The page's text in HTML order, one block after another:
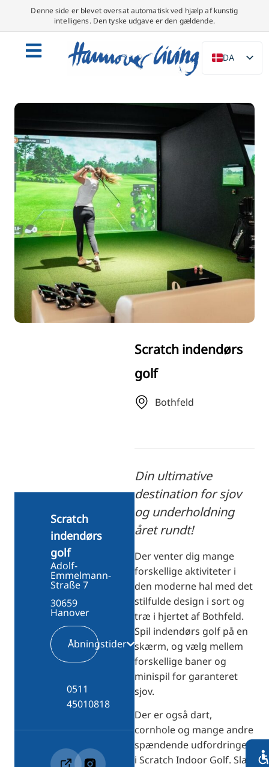
Denne side er blevet oversat automatisk ved hjælp af kunstig
intelligens. Den tyske udgave er den gældende.
DA
DE
NL
IT
SV
PT
TR
RU
JA
Scratch indendørs
golf
Bothfeld
Din ultimative
destination for sjov
og underholdning
året rundt!
Der venter dig mange
forskellige aktiviteter i
den moderne hal med det
stilfulde design i sort og
træ i hjertet af Bothfeld.
Spil indendørs golf på en
skærm, og vælg mellem
forskellige baner og
minispil for garanteret
sjov.
Der er også dart,
cornhole og mange andre
spændende udfordringer
i Scratch Indoor Golf. Slap
Scratch
indendørs
golf
Adolf-
Emmelmann-
Straße 7
30659
Hanover
Åbningstider
0511
45010818